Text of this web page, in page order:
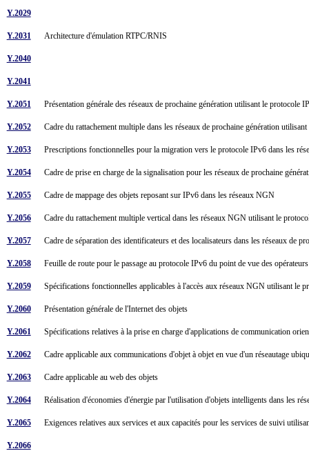
Y.2029
Y.2031 Architecture d'émulation RTPC/RNIS
Y.2040
Y.2041
Y.2051 Présentation générale des réseaux de prochaine génération utilisant le protocole
Y.2052 Cadre du rattachement multiple dans les réseaux de prochaine génération
Y.2053 Prescriptions fonctionnelles pour la migration vers le protocole IPv6 dans les
Y.2054 Cadre de prise en charge de la signalisation pour les réseaux de prochaine
Y.2055 Cadre de mappage des objets reposant sur IPv6 dans les réseaux NGN
Y.2056 Cadre du rattachement multiple vertical dans les réseaux NGN utilisant le
Y.2057 Cadre de séparation des identificateurs et des localisateurs dans les réseaux de
Y.2058 Feuille de route pour le passage au protocole IPv6 du point de vue des
Y.2059 Spécifications fonctionnelles applicables à l'accès aux réseaux NGN utilisant le
Y.2060 Présentation générale de l'Internet des objets
Y.2061 Spécifications relatives à la prise en charge d'applications de communication
Y.2062 Cadre applicable aux communications d'objet à objet en vue d'un réseautage
Y.2063 Cadre applicable au web des objets
Y.2064 Réalisation d'économies d'énergie par l'utilisation d'objets intelligents dans les
Y.2065 Exigences relatives aux services et aux capacités pour les services de suivi
Y.2066